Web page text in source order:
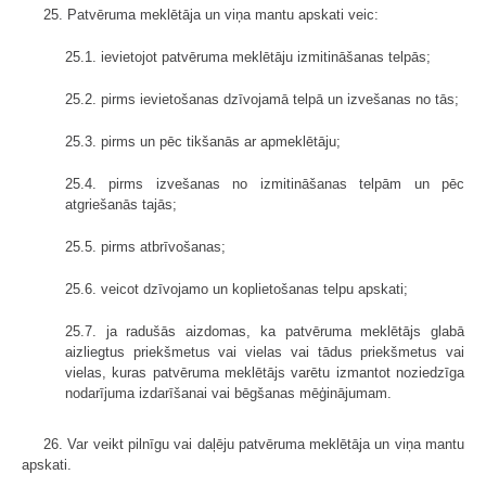
25. Patvēruma meklētāja un viņa mantu apskati veic:
25.1. ievietojot patvēruma meklētāju izmitināšanas telpās;
25.2. pirms ievietošanas dzīvojamā telpā un izvešanas no tās;
25.3. pirms un pēc tikšanās ar apmeklētāju;
25.4. pirms izvešanas no izmitināšanas telpām un pēc
atgriešanās tajās;
25.5. pirms atbrīvošanas;
25.6. veicot dzīvojamo un koplietošanas telpu apskati;
25.7. ja radušās aizdomas, ka patvēruma meklētājs glabā
aizliegtus priekšmetus vai vielas vai tādus priekšmetus vai
vielas, kuras patvēruma meklētājs varētu izmantot noziedzīga
nodarījuma izdarīšanai vai bēgšanas mēģinājumam.
26. Var veikt pilnīgu vai daļēju patvēruma meklētāja un viņa mantu
apskati.